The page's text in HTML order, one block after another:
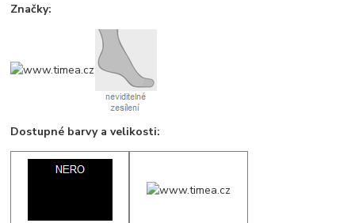
Značky:
Dostupné barvy a velikosti: